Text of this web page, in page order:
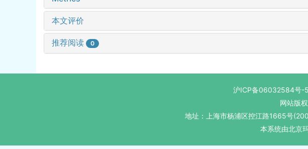
本文评价
推荐阅读 0
沪ICP备06032584号-5
网站版
地址：上海市杨浦区控江路1665号
本系统由北京